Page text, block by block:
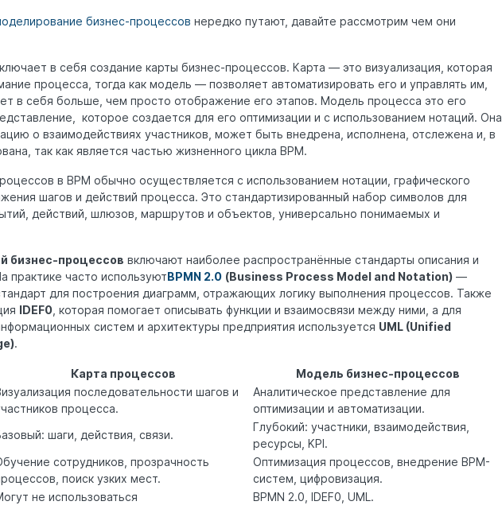
бизнес-процессов нередко путают, давайте рассмотрим чем они
в себя создание карты бизнес-процессов. Карта — это визуализация, которая
процесса, тогда как модель — позволяет автоматизировать его и управлять им,
в себя больше, чем просто отображение его этапов. Модель процесса это его
которое создается для его оптимизации и с использованием нотаций. Она
о взаимодействиях участников, может быть внедрена, исполнена, отслежена и, в
так как является частью жизненного цикла BPM.
в BPM обычно осуществляется с использованием нотации, графического
шагов и действий процесса. Это стандартизированный набор символов для
действий, шлюзов, маршрутов и объектов, универсально понимаемых и
бизнес-процессов включают наиболее распространённые стандарты описания и
практике часто используютBPMN 2.0 (Business Process Model and Notation) —
для построения диаграмм, отражающих логику выполнения процессов. Также
IDEF0 , которая помогает описывать функции и взаимосвязи между ними, а для
систем и архитектуры предприятия используется UML (Unified
.
Карта процессов
Модель бизнес-процессов
последовательности шагов и
процесса.
Аналитическое представление для
оптимизации и автоматизации.
шаги, действия, связи.
Глубокий: участники, взаимодействия,
ресурсы, KPI.
сотрудников, прозрачность
поиск узких мест.
Оптимизация процессов, внедрение BPM-
систем, цифровизация.
не использоваться BPMN 2.0, IDEF0, UML.